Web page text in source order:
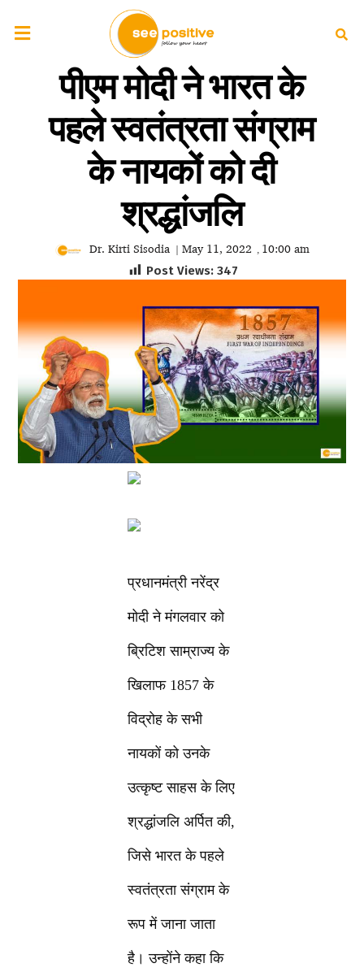
पीएम मोदी ने भारत के
पहले स्वतंत्रता संग्राम
के नायकों को दी
श्रद्धांजलि
Dr. Kirti Sisodia | May 11, 2022 , 10:00 am
Post Views: 347
प्रधानमंत्री नरेंद्र
मोदी ने मंगलवार को
ब्रिटिश साम्राज्य के
खिलाफ 1857 के
विद्रोह के सभी
नायकों को उनके
उत्कृष्ट साहस के लिए
श्रद्धांजलि अर्पित की,
जिसे भारत के पहले
स्वतंत्रता संग्राम के
रूप में जाना जाता
है। उन्होंने कहा कि